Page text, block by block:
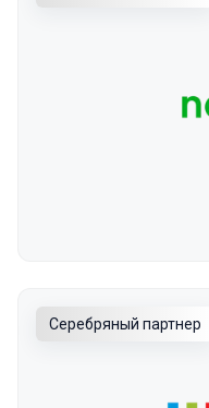
Серебряный партнер